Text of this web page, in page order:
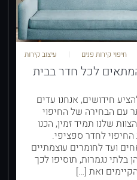
חיפוי קירות פנים עיצוב קירות
לכל חדר בבית
חידושים, אנחנו עדים
עם הבחירה של החיפוי
שלנו תמיד זמין, הכנו
לחדר ספציפי.
ועד לחומרים עוצמתיים
בלתי נגמרות, תוסיפו לכך
ואת […]